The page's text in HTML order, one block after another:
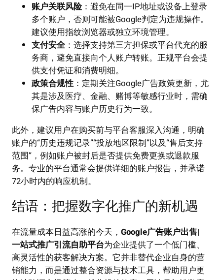
账户关联风险：避免在同一IP地址或设备上登录
多个账户，否则可能被Google判定为违规操作。
建议使用指纹浏览器或独立环境管理。
支付安全：选择支持第三方担保或平台代充的服
务商，避免直接向个人账户转账。正规平台会提
供支付凭证和消费明细。
政策合规性：定期关注Google广告政策更新，尤
其是涉及医疗、金融、赌博等敏感行业时，需确
保广告内容与账户历史行为一致。
此外，建议用户在购买前与平台客服深入沟通，明确
账户的“历史违规记录”“投放地区限制”以及“售后支持
范围”，例如账户被封后是否提供免费更换或退款服
务。专业的平台通常会提供详细的账户报告，并承诺
72小时内的响应机制。
结语：把握数字化推广的新机遇
在流量成本日益高涨的今天， Google广告账户出售|
一站式推广引流自助平台为企业提供了一个低门槛、
高灵活性的获客解决方案。它并非替代企业自身的营
销能力，而是通过整合资源与技术工具，帮助用户更